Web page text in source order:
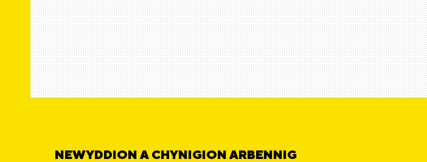
NEWYDDION A CHYNIGION ARBENNIG